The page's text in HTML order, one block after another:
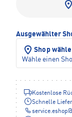
Ausgewählter
Shop
Wähle einen
Kostenlose
Schnelle
service.eshop@